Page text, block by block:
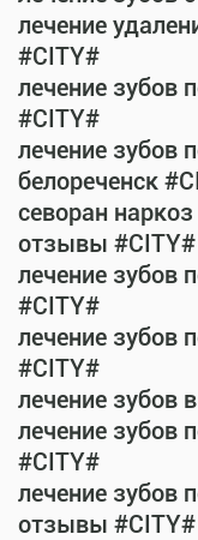
лечение
#CITY#
лечение зубов
#CITY#
лечение зубов
белореченск
севоран
отзывы #CITY#
лечение зубов
#CITY#
лечение зубов
#CITY#
лечение зубов
лечение зубов
#CITY#
лечение зубов
отзывы #CITY#